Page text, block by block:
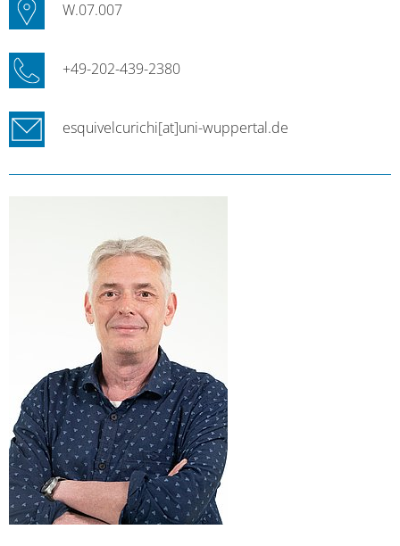
W.07.007
+49-202-439-2380
esquivelcurichi[at]uni-wuppertal.de